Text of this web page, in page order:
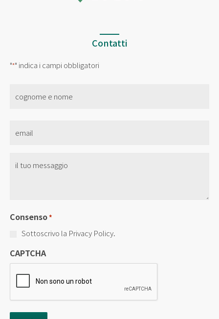
Contatti
"*" indica i campi obbligatori
Titolo
Consenso*
Sottoscrivo la Privacy Policy.
CAPTCHA